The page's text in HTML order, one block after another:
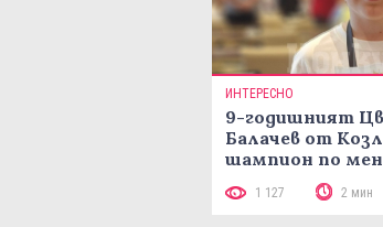
ИНТЕРЕСНО
9-годишният
Балачев от
шампион по
аритметика с
минути
1 127 2 мин